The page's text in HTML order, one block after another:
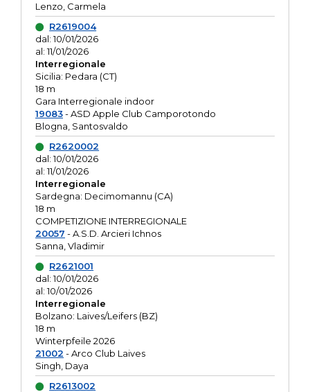
Lenzo, Carmela
R2619004
dal: 10/01/2026
al: 11/01/2026
Interregionale
Sicilia: Pedara (CT)
18 m
Gara Interregionale indoor
19083- ASD Apple Club Camporotondo
Blogna, Santosvaldo
R2620002
dal: 10/01/2026
al: 11/01/2026
Interregionale
Sardegna: Decimomannu (CA)
18 m
COMPETIZIONE INTERREGIONALE
20057 - A.S.D. Arcieri Ichnos
Sanna, Vladimir
R2621001
dal: 10/01/2026
al: 10/01/2026
Interregionale
Bolzano: Laives/Leifers (BZ)
18 m
Winterpfeile 2026
21002 - Arco Club Laives
Singh, Daya
R2613002